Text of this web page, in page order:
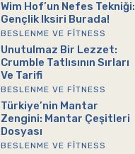
Wim Hof’un Nefes Tekniği:
Gençlik Iksiri Burada!
BESLENME VE FITNESS
Unutulmaz Bir Lezzet:
Crumble Tatlısının Sırları
Ve Tarifi
BESLENME VE FITNESS
Türkiye’nin Mantar
Zengini: Mantar Çeşitleri
Dosyası
BESLENME VE FITNESS